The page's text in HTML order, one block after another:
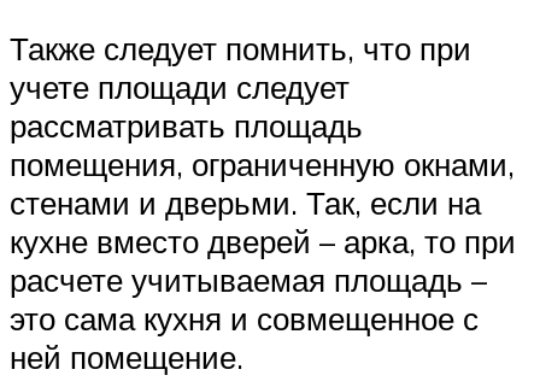
Также следует помнить, что при
учете площади следует
рассматривать площадь
помещения, ограниченную окнами,
стенами и дверьми. Так, если на
кухне вместо дверей – арка, то при
расчете учитываемая площадь –
это сама кухня и совмещенное с
ней помещение.